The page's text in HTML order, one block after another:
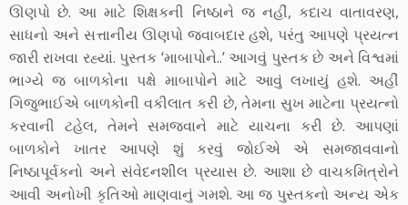
ઊણપો છે. આ માટે શિક્ષકની નિષ્ઠાને જ નહીં, કદાચ વાતાવરણ,
સાધનો અને સત્તાનીય ઊણપો જવાબદાર હશે, પરંતુ આપણે પ્રયત્ન
જારી રાખવા રહ્યાં. પુસ્તક ‘માબાપોને..’ આગવું પુસ્તક છે અને વિશ્વમાં
ભાગ્યે જ બાળકોના પક્ષે માબાપોને માટે આવું લખાયું હશે. અહીં
ગિજુભાઈએ બાળકોની વકીલાત કરી છે, તેમના સુખ માટેના પ્રયત્નો
કરવાની ટહેલ, તેમને સમજવાને માટે યાચના કરી છે. આપણાં
બાળકોને ખાતર આપણે શું કરવું જોઈએ એ સમજાવવાનો
નિષ્ઠાપૂર્વકનો અને સંવેદનશીલ પ્રયાસ છે. આશા છે વાચકમિત્રોને
આવી અનોખી કૃતિઓ માણવાનું ગમશે. આ જ પુસ્તકનો અન્ય એક